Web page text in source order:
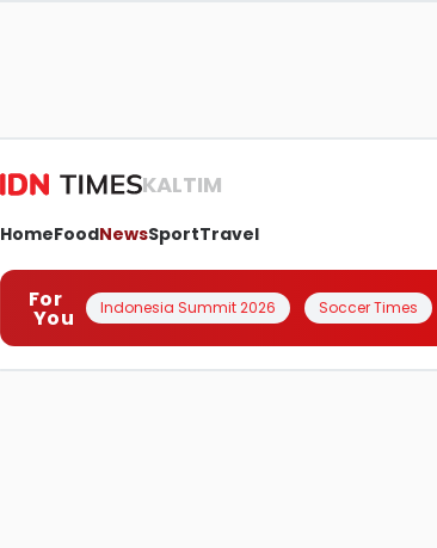
KALTIM
HomeFoodNewsSportTravel
For
You Indonesia Summit 2026 Soccer Times